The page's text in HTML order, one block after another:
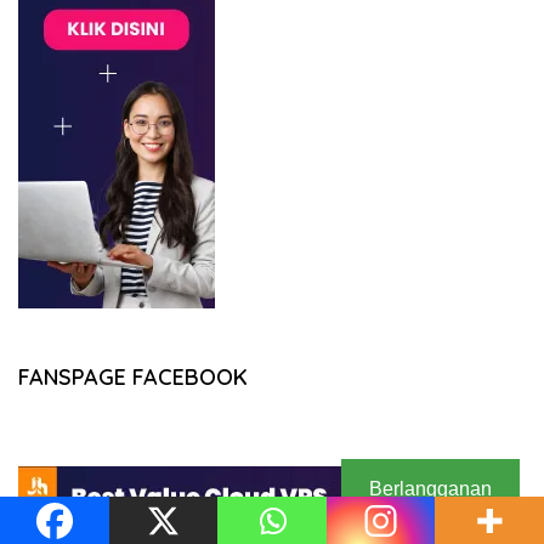
FANSPAGE FACEBOOK
Berlangganan